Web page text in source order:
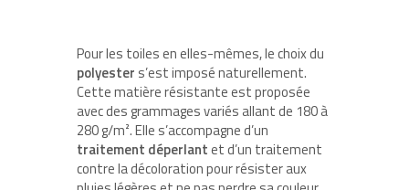
Pour les toiles en elles-mêmes, le choix du
polyester s’est imposé naturellement.
Cette matière résistante est proposée
avec des grammages variés allant de 180 à
280 g/m². Elle s’accompagne d’un
traitement déperlantet d’un traitement
contre la décoloration pour résister aux